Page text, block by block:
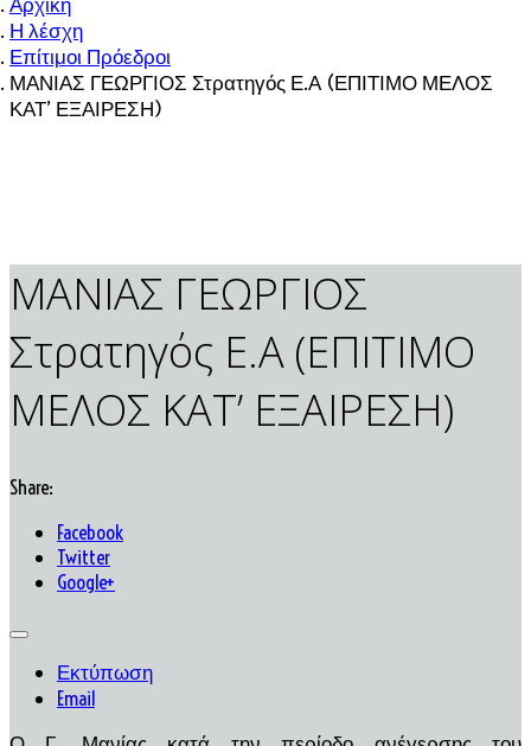
Η λέσχη
Επίτιμοι Πρόεδροι
ΜΑΝΙΑΣ ΓΕΩΡΓΙΟΣ Στρατηγός Ε.Α (ΕΠΙΤΙΜΟ ΜΕΛΟΣ
ΚΑΤ’ ΕΞΑΙΡΕΣΗ)
ΜΑΝΙΑΣ ΓΕΩΡΓΙΟΣ
Στρατηγός Ε.Α (ΕΠΙΤΙΜΟ
ΜΕΛΟΣ ΚΑΤ’ ΕΞΑΙΡΕΣΗ)
Share:
Facebook
Twitter
Google+
Εκτύπωση
Email